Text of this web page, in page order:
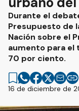
Durante el
Presupuesto de
Nación sobre el
aumento para el
70 por ciento.
16 de diciembre de